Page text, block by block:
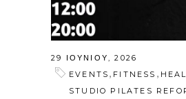
29 ΙΟΥΝΊΟΥ, 2026
EVENTS , FITNESS ,
STUDIO PILATES